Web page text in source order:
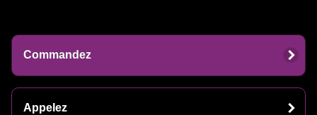
Commandez
Appelez